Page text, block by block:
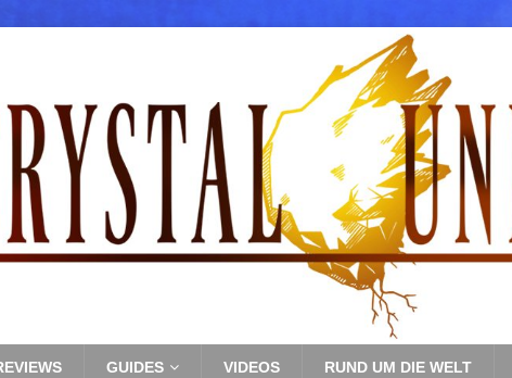
GUIDES VIDEOS RUND UM DIE WELT